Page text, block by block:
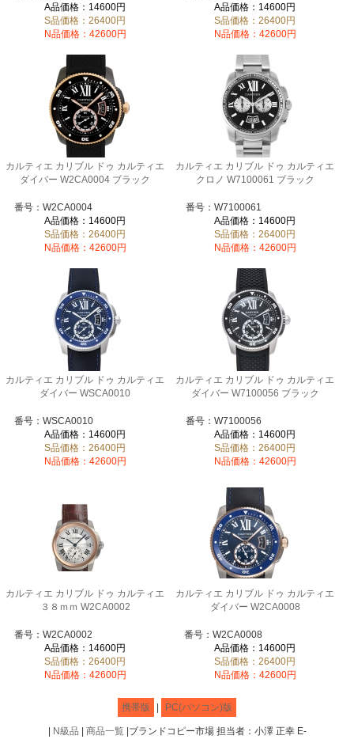
A品価格：14600円
S品価格：26400円
N品価格：42600円
A品価格：14600円
S品価格：26400円
N品価格：42600円
カルティエ カリブル ドゥ カルティエ
ダイバー W2CA0004 ブラック
番号：W2CA0004
A品価格：14600円
S品価格：26400円
N品価格：42600円
カルティエ カリブル ドゥ カルティエ
クロノ W7100061 ブラック
番号：W7100061
A品価格：14600円
S品価格：26400円
N品価格：42600円
カルティエ カリブル ドゥ カルティエ
ダイバー WSCA0010
番号：WSCA0010
A品価格：14600円
S品価格：26400円
N品価格：42600円
カルティエ カリブル ドゥ カルティエ
ダイバー W7100056 ブラック
番号：W7100056
A品価格：14600円
S品価格：26400円
N品価格：42600円
カルティエ カリブル ドゥ カルティエ
３８ｍｍ W2CA0002
番号：W2CA0002
A品価格：14600円
S品価格：26400円
N品価格：42600円
カルティエ カリブル ドゥ カルティエ
ダイバー W2CA0008
番号：W2CA0008
A品価格：14600円
S品価格：26400円
N品価格：42600円
携帯版 PC(パソコン)版
N級品 商品一覧|ブランドコピー市場 担当者：小澤 正幸 E-